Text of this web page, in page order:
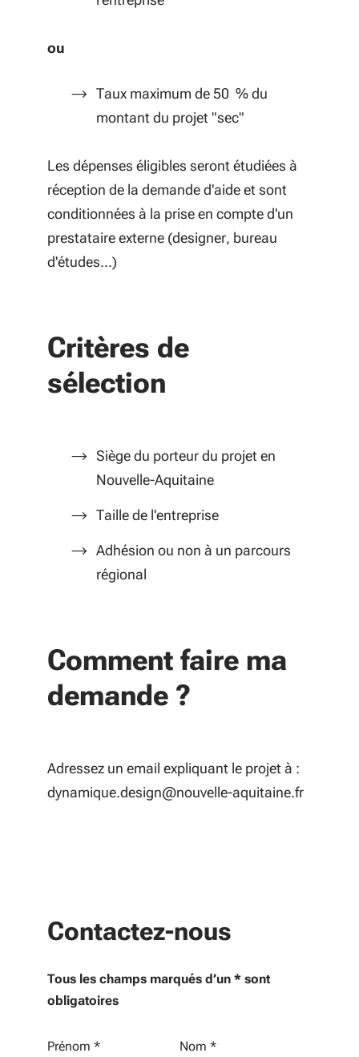
ou
Taux maximum de 50 % du
montant du projet "sec"
Les dépenses éligibles seront étudiées à
réception de la demande d'aide et sont
conditionnées à la prise en compte d'un
prestataire externe (designer, bureau
d'études...)
Critères de
sélection
Siège du porteur du projet en
Nouvelle-Aquitaine
Taille de l'entreprise
Adhésion ou non à un parcours
régional
Comment faire ma
demande ?
Adressez un email expliquant le projet à :
dynamique.design@nouvelle-aquitaine.fr
Contactez-nous
Tous les champs marqués d’un * sont
obligatoires
Vos informations personnelles
Prénom * Nom *